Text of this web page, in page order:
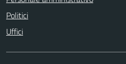
Politici
Uffici